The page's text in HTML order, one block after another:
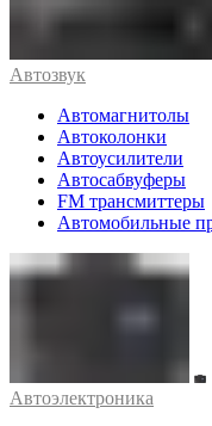
Автозвук
Автомагнитолы
Автоколонки
Автоусилители
Автосабвуферы
FM трансмиттеры
Автомобильные
Автоэлектроника